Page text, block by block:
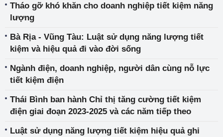
Tháo gỡ khó khăn cho doanh nghiệp tiết kiệm năng
lượng
Bà Rịa - Vũng Tàu: Luật sử dụng năng lượng tiết
kiệm và hiệu quả đi vào đời sống
Ngành điện, doanh nghiệp, người dân cùng nỗ lực
tiết kiệm điện
Thái Bình ban hành Chỉ thị tăng cường tiết kiệm
điện giai đoạn 2023-2025 và các năm tiếp theo
Luật sử dụng năng lượng tiết kiệm hiệu quả ghi